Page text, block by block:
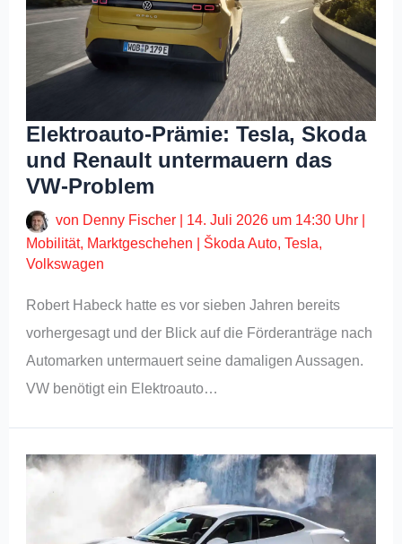
Elektroauto-Prämie: Tesla, Skoda
und Renault untermauern das
VW-Problem
von Denny Fischer 14. Juli 2026 um 14:30 Uhr
Mobilität, Marktgeschehen Škoda Auto,Tesla,
Volkswagen
Robert Habeck hatte es vor sieben Jahren bereits
vorhergesagt und der Blick auf die Förderanträge nach
Automarken untermauert seine damaligen Aussagen.
VW benötigt ein Elektroauto…